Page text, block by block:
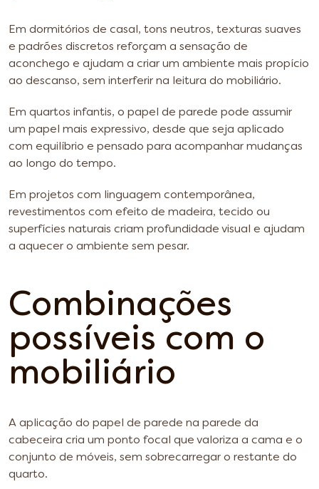
Em dormitórios de casal, tons neutros, texturas suaves
e padrões discretos reforçam a sensação de
aconchego e ajudam a criar um ambiente mais propício
ao descanso, sem interferir na leitura do mobiliário.
Em quartos infantis, o papel de parede pode assumir
um papel mais expressivo, desde que seja aplicado
com equilíbrio e pensado para acompanhar mudanças
ao longo do tempo.
Em projetos com linguagem contemporânea,
revestimentos com efeito de madeira, tecido ou
superfícies naturais criam profundidade visual e ajudam
a aquecer o ambiente sem pesar.
Combinações
possíveis com o
mobiliário
A aplicação do papel de parede na parede da
cabeceira cria um ponto focal que valoriza a cama e o
conjunto de móveis, sem sobrecarregar o restante do
quarto.